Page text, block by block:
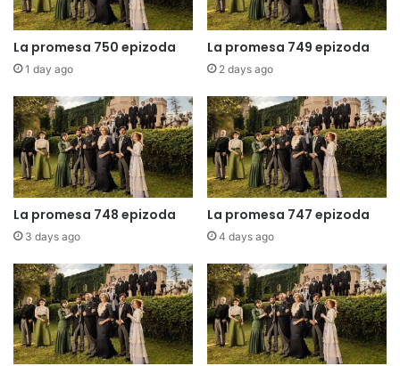
La promesa 750 epizoda
1 day ago
La promesa 749 epizoda
2 days ago
La promesa 748 epizoda
3 days ago
La promesa 747 epizoda
4 days ago